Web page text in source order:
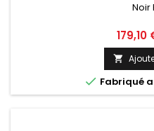
Noir
Prix
179,10

 Fabriqué